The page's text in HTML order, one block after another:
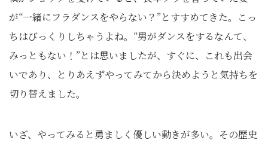
が“一緒にフラダンスをやらない？”とすすめてきた。こっ
ちはびっくりしちゃうよね。“男がダンスをするなんて、
みっともない！”とは思いましたが、すぐに、これも出会
いであり、とりあえずやってみてから決めようと気持ちを
切り替えました。
いざ、やってみると勇ましく優しい動きが多い。その歴史